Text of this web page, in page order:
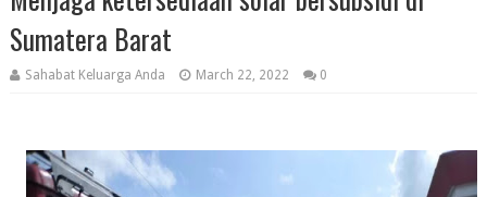
Sumatera Barat
Sahabat Keluarga Anda March 22, 2022 0